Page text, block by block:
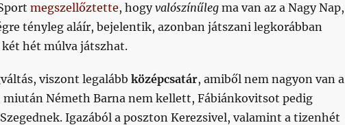
megszellőztette, hogyvalószínűlegma van az a Nagy Nap,
tényleg aláír, bejelentik, azonban játszani legkorábban
hét múlva játszhat.
viszont legalább középcsatár, amiből nem nagyon van a
miután Németh Barna nem kellett, Fábiánkovitsot pedig
Igazából a poszton Kerezsivel, valamint a tizenhét